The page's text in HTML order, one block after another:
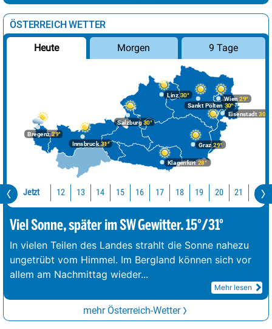
ÖSTERREICH WETTER
Heute Morgen 9 Tage
Bregenz29°
Graz29°
Innsbruck31°
Klagenfurt 28°
Linz30°
Salzburg30°
Wien 29°
Eisenstadt 30°
Sankt Pölten 30°
Jetzt 12 13 14 15 16 17 18 19 20 21 22
Viel Sonne, später im SW Gewitter. 15°/31°
In vielen Teilen des Landes strahlt die Sonne nahezu
ungetrübt vom Himmel. Im Bergland können sich vor
allem am Nachmittag wieder...
Mehr lesen
mehr Österreich-Wetter